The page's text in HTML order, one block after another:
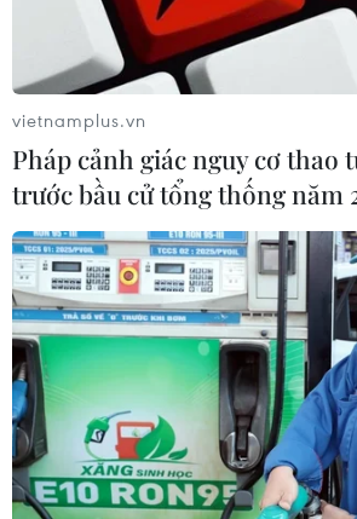
vietnamplus.vn
Pháp cảnh giác nguy cơ thao
trước bầu cử tổng thống năm